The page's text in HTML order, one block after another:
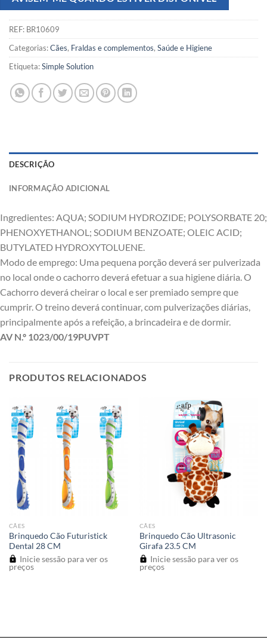
REF: BR10609
Categorias:Cães, Fraldas e complementos, Saúde e Higiene
Etiqueta:Simple Solution
DESCRIÇÃO
INFORMAÇÃO ADICIONAL
Ingredientes: AQUA; SODIUM HYDROZIDE; POLYSORBATE 20;
PHENOXYETHANOL; SODIUM BENZOATE; OLEIC ACID;
BUTYLATED HYDROXYTOLUENE.
Modo de emprego: Uma pequena porção deverá ser pulverizada
no local onde o cachorro deverá efetuar a sua higiene diária. O
Cachorro deverá cheirar o local e ser premiado sempre que
cumprir. O treino deverá continuar, com pulverizações diárias,
principalmente após a refeição, a brincadeira e de dormir.
AV N.º 1023/00/19PUVPT
PRODUTOS RELACIONADOS
CÃES
Brinquedo Cão Futuristick
Dental 28 CM
Inicie sessão para ver os
preços
CÃES
Brinquedo Cão Ultrasonic
Girafa 23.5 CM
Inicie sessão para ver os
preços